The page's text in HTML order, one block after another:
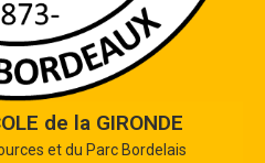
de la GIRONDE
et du Parc Bordelais